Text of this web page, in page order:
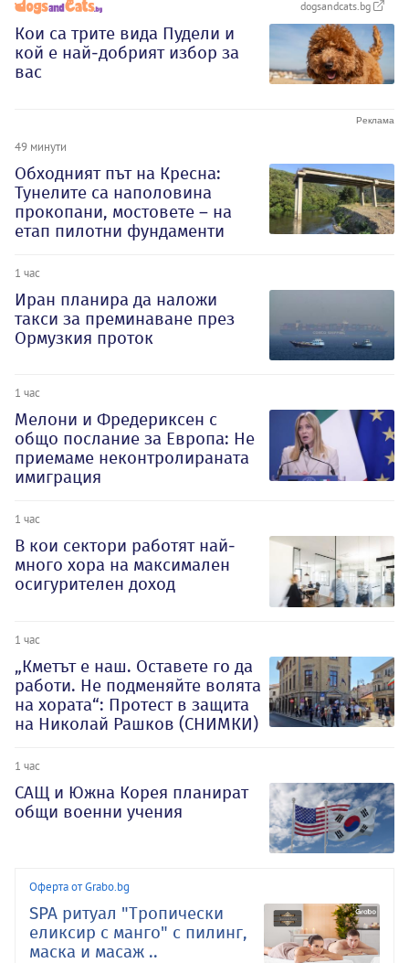
dogsandcats.bg
Кои са трите вида Пудели и
кой е най-добрият избор за
вас
49 минути
Обходният път на Кресна:
Тунелите са наполовина
прокопани, мостовете – на
етап пилотни фундаменти
1 час
Иран планира да наложи
такси за преминаване през
Ормузкия проток
1 час
Мелони и Фредериксен с
общо послание за Европа: Не
приемаме неконтролираната
имиграция
1 час
В кои сектори работят най-
много хора на максимален
осигурителен доход
1 час
„Кметът е наш. Оставете го да
работи. Не подменяйте волята
на хората“: Протест в защита
на Николай Рашков (СНИМКИ)
1 час
САЩ и Южна Корея планират
общи военни учения
Оферта от Grabo.bg
SPA ритуал "Тропически
еликсир с манго" с пилинг,
маска и масаж ..